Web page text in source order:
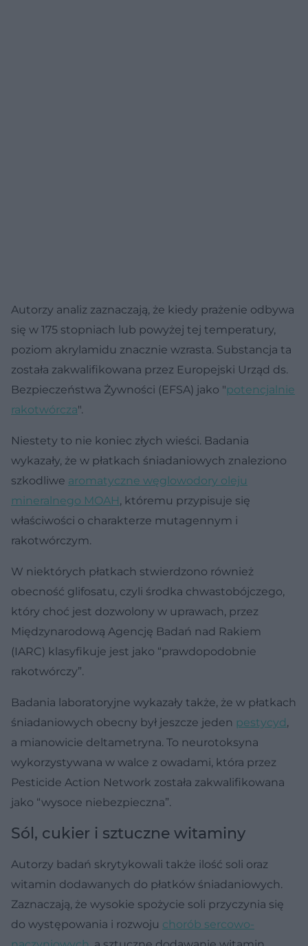
Autorzy analiz zaznaczają, że kiedy prażenie odbywa
się w 175 stopniach lub powyżej tej temperatury,
poziom akrylamidu znacznie wzrasta. Substancja ta
została zakwalifikowana przez Europejski Urząd ds.
Bezpieczeństwa Żywności (EFSA) jako "potencjalnie
rakotwórcza".
Niestety to nie koniec złych wieści. Badania
wykazały, że w płatkach śniadaniowych znaleziono
szkodliwe aromatyczne węglowodory oleju
mineralnego MOAH, któremu przypisuje się
właściwości o charakterze mutagennym i
rakotwórczym.
W niektórych płatkach stwierdzono również
obecność glifosatu, czyli środka chwastobójczego,
który choć jest dozwolony w uprawach, przez
Międzynarodową Agencję Badań nad Rakiem
(IARC) klasyfikuje jest jako “prawdopodobnie
rakotwórczy”.
Badania laboratoryjne wykazały także, że w płatkach
śniadaniowych obecny był jeszcze jeden pestycyd,
a mianowicie deltametryna. To neurotoksyna
wykorzystywana w walce z owadami, która przez
Pesticide Action Network została zakwalifikowana
jako “wysoce niebezpieczna”.
Sól, cukier i sztuczne witaminy
Autorzy badań skrytykowali także ilość soli oraz
witamin dodawanych do płatków śniadaniowych.
Zaznaczają, że wysokie spożycie soli przyczynia się
do występowania i rozwoju chorób sercowo-